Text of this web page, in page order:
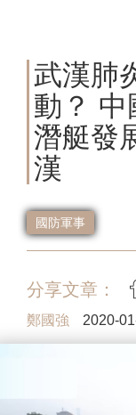
武漢肺
動？ 中
潛艇發
漢
國防軍事
分享文章：
鄭國強 2020-